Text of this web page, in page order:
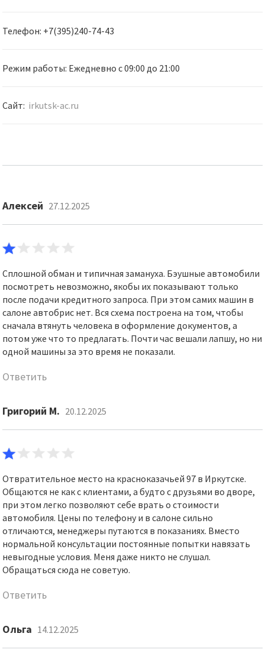
Телефон: +7(395)240-74-43
Режим работы: Ежедневно с 09:00 до 21:00
Сайт: irkutsk-ac.ru
Алексей 27.12.2025
Сплошной обман и типичная замануха. Бэушные автомобили
посмотреть невозможно, якобы их показывают только
после подачи кредитного запроса. При этом самих машин в
салоне автобрис нет. Вся схема построена на том, чтобы
сначала втянуть человека в оформление документов, а
потом уже что то предлагать. Почти час вешали лапшу, но ни
одной машины за это время не показали.
Ответить
Григорий М. 20.12.2025
Отвратительное место на красноказачьей 97 в Иркутске.
Общаются не как с клиентами, а будто с друзьями во дворе,
при этом легко позволяют себе врать о стоимости
автомобиля. Цены по телефону и в салоне сильно
отличаются, менеджеры путаются в показаниях. Вместо
нормальной консультации постоянные попытки навязать
невыгодные условия. Меня даже никто не слушал.
Обращаться сюда не советую.
Ответить
Ольга 14.12.2025